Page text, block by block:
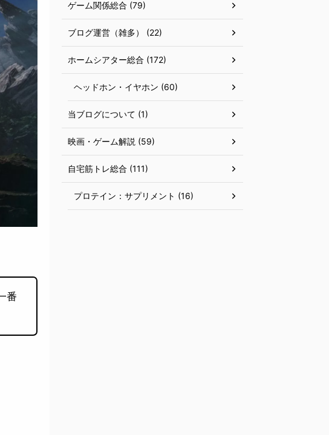
番
ゲーム関係総合 (79)
ブログ運営（雑多） (22)
ホームシアター総合 (172)
ヘッドホン・イヤホン (60)
当ブログについて (1)
映画・ゲーム解説 (59)
自宅筋トレ総合 (111)
プロテイン：サプリメント (16)